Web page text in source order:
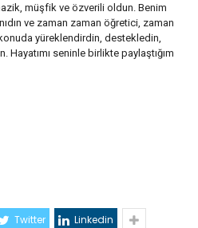
müşfik ve özverili oldun. Benim
ve zaman zaman öğretici, zaman
yüreklendirdin, destekledin,
Hayatımı seninle birlikte paylaştığım
Twitter Linkedin